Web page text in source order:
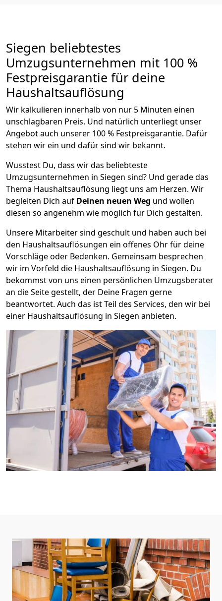
Siegen beliebtestes
Umzugsunternehmen mit 100 %
Festpreisgarantie für deine
Haushaltsauflösung
Wir kalkulieren innerhalb von nur 5 Minuten einen
unschlagbaren Preis. Und natürlich unterliegt unser
Angebot auch unserer 100 % Festpreisgarantie. Dafür
stehen wir ein und dafür sind wir bekannt.
Wusstest Du, dass wir das beliebteste
Umzugsunternehmen in Siegen sind? Und gerade das
Thema Haushaltsauflösung liegt uns am Herzen. Wir
begleiten Dich auf Deinen neuen Weg und wollen
diesen so angenehm wie möglich für Dich gestalten.
Unsere Mitarbeiter sind geschult und haben auch bei
den Haushaltsauflösungen ein offenes Ohr für deine
Vorschläge oder Bedenken. Gemeinsam besprechen
wir im Vorfeld die Haushaltsauflösung in Siegen. Du
bekommst von uns einen persönlichen Umzugsberater
an die Seite gestellt, der Deine Fragen gerne
beantwortet. Auch das ist Teil des Services, den wir bei
einer Haushaltsauflösung in Siegen anbieten.